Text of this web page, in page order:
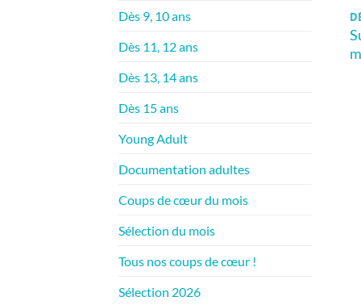
Dès 9, 10 ans
Dès 11, 12 ans
Dès 13, 14 ans
Dès 15 ans
Young Adult
Documentation adultes
Coups de cœur du mois
Sélection du mois
Tous nos coups de cœur !
Sélection 2026